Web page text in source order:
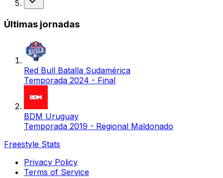
Últimas jornadas
Red Bull Batalla Sudamérica
Temporada 2024 - Final
BDM Uruguay
Temporada 2019 - Regional Maldonado
Freestyle Stats
Privacy Policy
Terms of Service